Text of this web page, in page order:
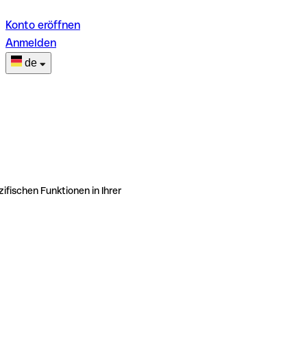
Konto eröffnen
Anmelden
de
Funktionen in Ihrer